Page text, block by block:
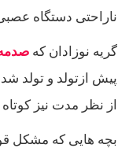
ناراحتی دستگاه
گریه نوزادان که
پیش ازتولد و تولد
از نظر مدت نیز
بچه هایی که مشکل